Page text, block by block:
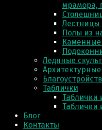
мрамора,
Лестницы
Полы из
Ледяные
Таблички
Таблички
Таблички
Блог
Контакты